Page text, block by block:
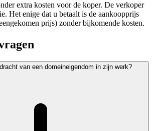
extra kosten voor de koper. De verkoper
Het enige dat u betaalt is de aankoopprijs
prijs) zonder bijkomende kosten.
van een domeineigendom in zijn werk?